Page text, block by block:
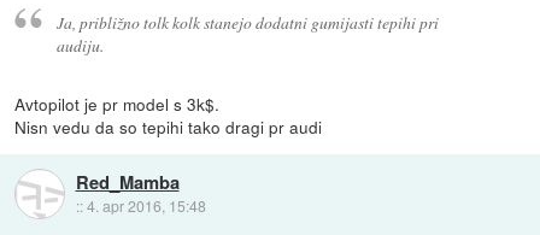
Ja, približno tolk kolk stanejo dodatni gumijasti tepihi pri
audiju.
Avtopilot je pr model s 3k$.
Nisn vedu da so tepihi tako dragi pr audi
Red_Mamba
::4. apr 2016, 15:48